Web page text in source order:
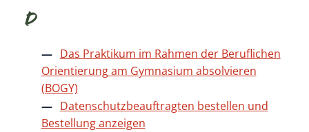
D
Das Praktikum im Rahmen der Beruflichen
Orientierung am Gymnasium absolvieren
(BOGY)
Datenschutzbeauftragten bestellen und
Bestellung anzeigen